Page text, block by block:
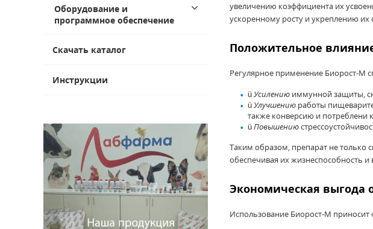
Оборудование и
программное обеспечение
Скачать каталог
Инструкции
увеличению коэффициента их
ускоренному росту и укреплению их
Положительное
Регулярное применение Биорост-М
üУсилениюиммунной защиты,
üУлучшению работы
также конверсию и потреблени
üПовышению
Таким образом, препарат не только
обеспечивая их жизнеспособность и
Экономическая выгода
Использование Биорост-М